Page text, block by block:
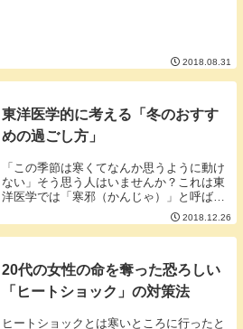
2018.08.31
東洋医学的に考える「冬のおすす
めの過ごし方」
「この季節は寒くてなんか思うように動け
ない」そう思う人はいませんか？これは東
洋医学では「寒邪（かんじゃ）」と呼ばれ
る邪魔者が多いからだといわれています。
寒邪、要は寒さの事ですが寒邪が体の邪魔
をすると体の土台的な役割をする「腎」と
2018.12.26
20代の女性の命を奪った恐ろしい
「ヒートショック」の対策法
ヒートショックとは寒いところに行ったと